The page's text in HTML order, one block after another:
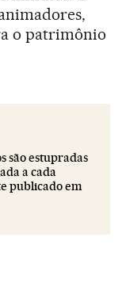
o patrimônio
são estupradas
a cada
publicado em